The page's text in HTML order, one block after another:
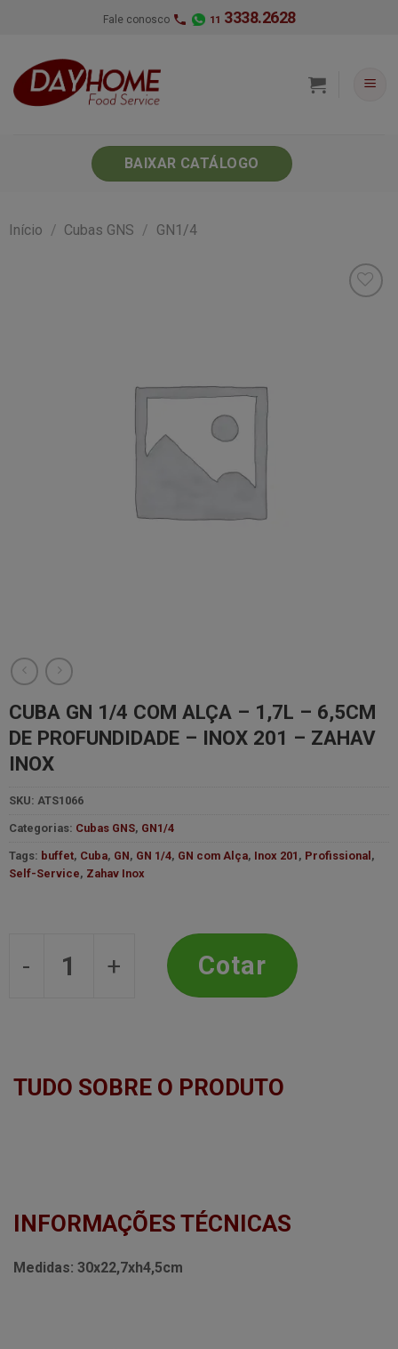
Fale conosco 11 3338.2628
BAIXAR CATÁLOGO
Início / Cubas GNS / GN1/4
CUBA GN 1/4 COM ALÇA – 1,7L – 6,5CM
DE PROFUNDIDADE – INOX 201 – ZAHAV
INOX
SKU: ATS1066
Categorias: Cubas GNS, GN1/4
Tags: buffet, Cuba, GN, GN 1/4, GN com Alça, Inox 201 , Profissional ,
Self-Service, Zahav Inox
Cuba GN 1/4 com alça - 1,7L -
Cotar
TUDO SOBRE O PRODUTO
INFORMAÇÕES TÉCNICAS
Medidas: 30x22,7xh4,5cm